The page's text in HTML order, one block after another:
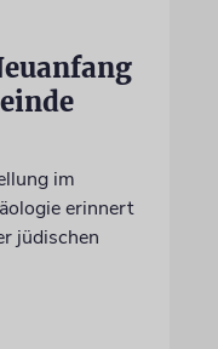
im
erinnert
jüdischen